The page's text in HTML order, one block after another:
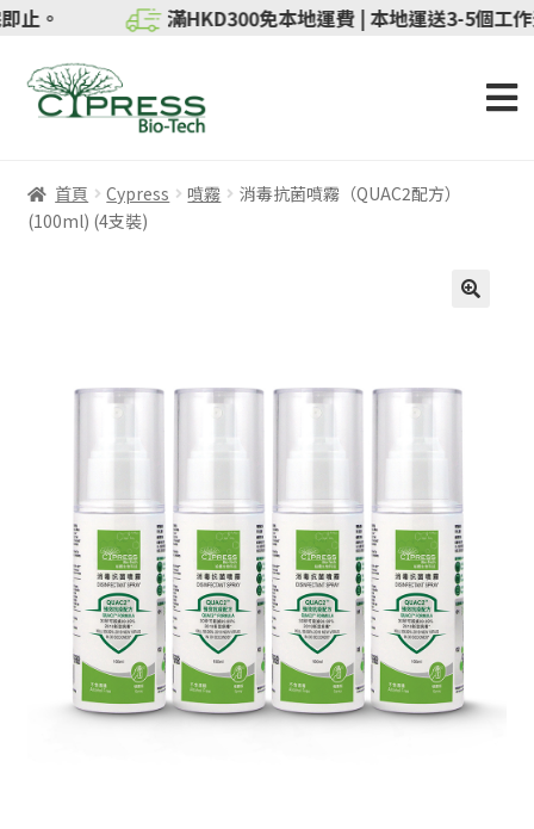
即止。 滿HKD300免本地運費 | 本地運送3-5個工作天
首頁 Cypress 噴霧
消毒抗菌噴霧（QUAC2配方）
(100ml) (4支裝)